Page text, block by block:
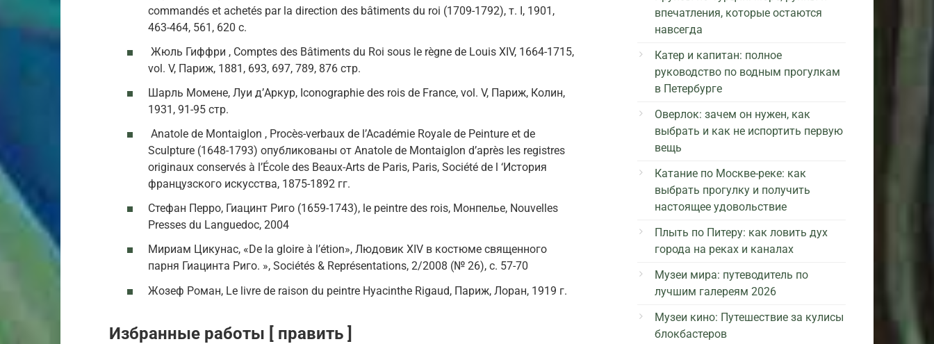
commandés et achetés par la direction des bâtiments du roi (1709-1792), т. I, 1901,
463-464, 561, 620 с.
Жюль Гиффри , Comptes des Bâtiments du Roi sous le règne de Louis XIV, 1664-1715,
vol. V, Париж, 1881, 693, 697, 789, 876 стр.
Шарль Момене, Луи д’Аркур, Iconographie des rois de France, vol. V, Париж, Колин,
1931, 91-95 стр.
Anatole de Montaiglon , Procès-verbaux de l’Académie Royale de Peinture et de
Sculpture (1648-1793) опубликованы от Anatole de Montaiglon d’après les registres
originaux conservés à l’École des Beaux-Arts de Paris, Paris, Société de l ‘История
французского искусства, 1875-1892 гг.
Стефан Перро, Гиацинт Риго (1659-1743), le peintre des rois, Монпелье, Nouvelles
Presses du Languedoc, 2004
Мириам Цикунас, «De la gloire à l’étion», Людовик XIV в костюме священного
парня Гиацинта Риго. », Sociétés & Représentations, 2/2008 (№ 26), с. 57-70
Жозеф Роман, Le livre de raison du peintre Hyacinthe Rigaud, Париж, Лоран, 1919 г.
Избранные работы [ править ]
впечатления, которые остаются
навсегда
Катер и капитан: полное
руководство по водным прогулкам
в Петербурге
Оверлок: зачем он нужен, как
выбрать и как не испортить первую
вещь
Катание по Москве-реке: как
выбрать прогулку и получить
настоящее удовольствие
Плыть по Питеру: как ловить дух
города на реках и каналах
Музеи мира: путеводитель по
лучшим галереям 2026
Музеи кино: Путешествие за кулисы
блокбастеров